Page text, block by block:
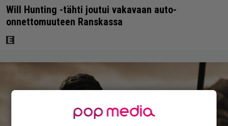
Will Hunting -tähti joutui vakavaan auto-
onnettomuuteen Ranskassa